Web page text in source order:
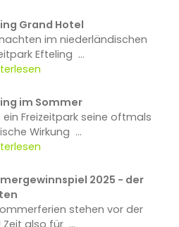
Grand Hotel
im niederländischen
Efteling ...
im Sommer
ein Freizeitpark seine oftmals
Wirkung ...
2025 - der
stehen vor der